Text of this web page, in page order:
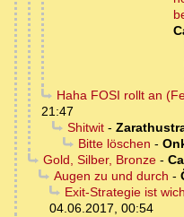
Haha FOSI rollt an
21:47
Shitwit-
Bitte löschen -
Gold, Silber, Bronze-
Augen zu und durch -
Exit-Strategie ist
04.06.2017, 00:54